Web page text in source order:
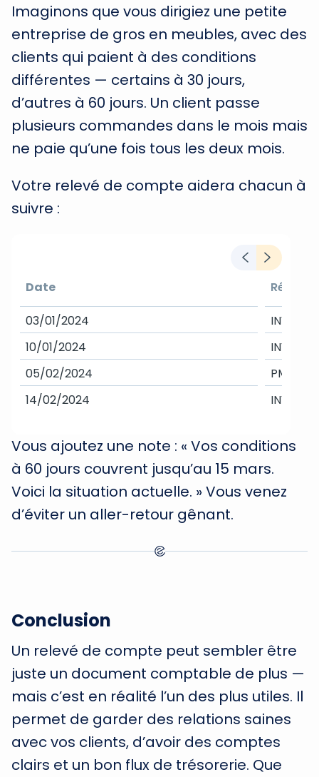
Imaginons que vous dirigiez une petite
entreprise de gros en meubles, avec des
clients qui paient à des conditions
différentes — certains à 30 jours,
d’autres à 60 jours. Un client passe
plusieurs commandes dans le mois mais
ne paie qu’une fois tous les deux mois.
Votre relevé de compte aidera chacun à
suivre :
Date
03/01/2024
10/01/2024
05/02/2024
14/02/2024
INV-710
INV-711
PMT-901
INV-712
Vous ajoutez une note : « Vos conditions
à 60 jours couvrent jusqu’au 15 mars.
Voici la situation actuelle. » Vous venez
d’éviter un aller-retour gênant.
Conclusion
Un relevé de compte peut sembler être
juste un document comptable de plus —
mais c’est en réalité l’un des plus utiles. Il
permet de garder des relations saines
avec vos clients, d’avoir des comptes
clairs et un bon flux de trésorerie. Que